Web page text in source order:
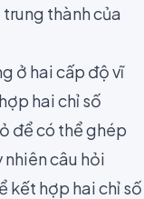
thành của
ở hai cấp độ vĩ
hai chỉ số
để có thể ghép
câu hỏi
kết hợp hai chỉ số